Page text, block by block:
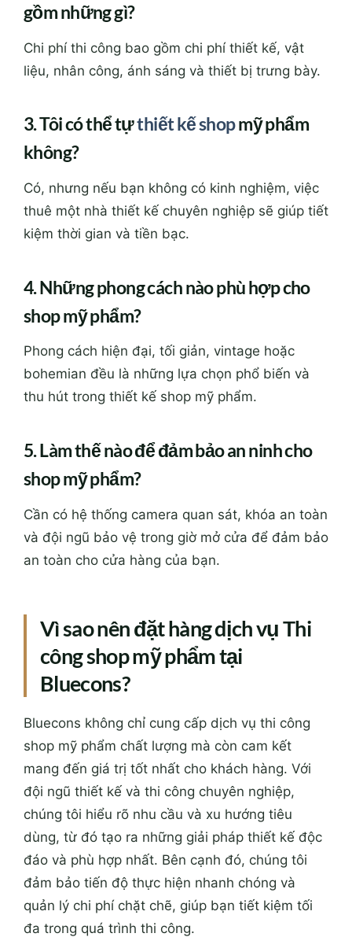
gồm những gì?
Chi phí thi công bao gồm chi phí thiết kế, vật
liệu, nhân công, ánh sáng và thiết bị trưng bày.
3. Tôi có thể tựthiết kế shopmỹ phẩm
không?
Có, nhưng nếu bạn không có kinh nghiệm, việc
thuê một nhà thiết kế chuyên nghiệp sẽ giúp tiết
kiệm thời gian và tiền bạc.
4. Những phong cách nào phù hợp cho
shop mỹ phẩm?
Phong cách hiện đại, tối giản, vintage hoặc
bohemian đều là những lựa chọn phổ biến và
thu hút trong thiết kế shop mỹ phẩm.
5. Làm thế nào để đảm bảo an ninh cho
shop mỹ phẩm?
Cần có hệ thống camera quan sát, khóa an toàn
và đội ngũ bảo vệ trong giờ mở cửa để đảm bảo
an toàn cho cửa hàng của bạn.
Vì sao nên đặt hàng dịch vụ Thi
công shop mỹ phẩm tại
Bluecons?
Bluecons không chỉ cung cấp dịch vụ thi công
shop mỹ phẩm chất lượng mà còn cam kết
mang đến giá trị tốt nhất cho khách hàng. Với
đội ngũ thiết kế và thi công chuyên nghiệp,
chúng tôi hiểu rõ nhu cầu và xu hướng tiêu
dùng, từ đó tạo ra những giải pháp thiết kế độc
đáo và phù hợp nhất. Bên cạnh đó, chúng tôi
đảm bảo tiến độ thực hiện nhanh chóng và
quản lý chi phí chặt chẽ, giúp bạn tiết kiệm tối
đa trong quá trình thi công.